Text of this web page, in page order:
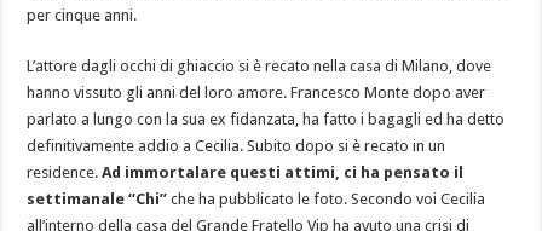
per cinque anni.
L’attore dagli occhi di ghiaccio si è recato nella casa di Milano, dove
hanno vissuto gli anni del loro amore. Francesco Monte dopo aver
parlato a lungo con la sua ex fidanzata, ha fatto i bagagli ed ha detto
definitivamente addio a Cecilia. Subito dopo si è recato in un
residence. Ad immortalare questi attimi, ci ha pensato il
settimanale “Chi” che ha pubblicato le foto. Secondo voi Cecilia
all’interno della casa del Grande Fratello Vip ha avuto una crisi di